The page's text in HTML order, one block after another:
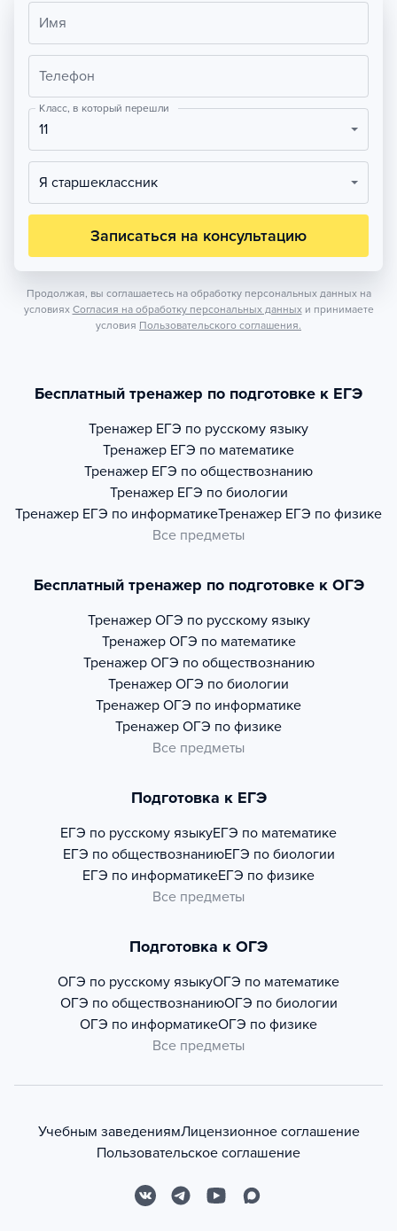
Имя
Телефон
Класс, в который перешли
11
Я старшеклассник
Записаться на консультацию
Продолжая, вы соглашаетесь на обработку персональных данных на
условиях Согласия на обработку персональных данных и принимаете
условия Пользовательского соглашения.
Бесплатный тренажер по подготовке к ЕГЭ
Тренажер ЕГЭ по русскому языку
Тренажер ЕГЭ по математике
Тренажер ЕГЭ по обществознанию
Тренажер ЕГЭ по биологии
Тренажер ЕГЭ по информатикеТренажер ЕГЭ по физике
Все предметы
Бесплатный тренажер по подготовке к ОГЭ
Тренажер ОГЭ по русскому языку
Тренажер ОГЭ по математике
Тренажер ОГЭ по обществознанию
Тренажер ОГЭ по биологии
Тренажер ОГЭ по информатике
Тренажер ОГЭ по физике
Все предметы
Подготовка к ЕГЭ
ЕГЭ по русскому языкуЕГЭ по математике
ЕГЭ по обществознаниюЕГЭ по биологии
ЕГЭ по информатикеЕГЭ по физике
Все предметы
Подготовка к ОГЭ
ОГЭ по русскому языкуОГЭ по математике
ОГЭ по обществознаниюОГЭ по биологии
ОГЭ по информатикеОГЭ по физике
Все предметы
Учебным заведениямЛицензионное соглашение
Пользовательское соглашение